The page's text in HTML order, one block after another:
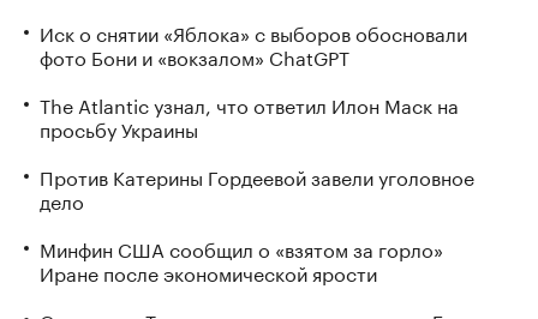
Иск о снятии «Яблока» с выборов обосновали
фото Бони и «вокзалом» ChatGPT
The Atlantic узнал, что ответил Илон Маск на
просьбу Украины
Против Катерины Гордеевой завели уголовное
дело
Минфин США сообщил о «взятом за горло»
Иране после экономической ярости